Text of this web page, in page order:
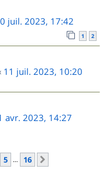
juil. 2023, 17:42
1 2
11 juil. 2023, 10:20
avr. 2023, 14:27
5 … 16